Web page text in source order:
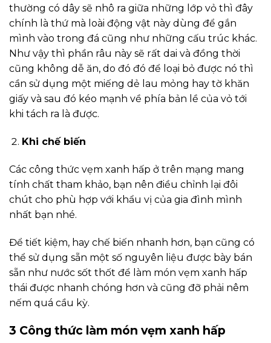
thường có dây sẽ nhô ra giữa những lớp vỏ thì đây
chính là thứ mà loài động vật này dùng để gắn
mình vào trong đá cũng như những cấu trúc khác.
Như vậy thì phần râu này sẽ rất dai và đồng thời
cũng không dễ ăn, do đó đó để loại bỏ được nó thì
cần sử dụng một miếng dẻ lau mỏng hay tờ khăn
giấy và sau đó kéo mạnh về phía bản lề của vỏ tới
khi tách ra là được.
Khi chế biến
Các công thức vẹm xanh hấp ở trên mạng mang
tính chất tham khảo, bạn nên điều chỉnh lại đôi
chút cho phù hợp với khẩu vị của gia đình mình
nhất bạn nhé.
Để tiết kiệm, hay chế biến nhanh hơn, bạn cũng có
thể sử dụng sẵn một số nguyên liệu được bày bán
sẵn như nước sốt thốt để làm món vẹm xanh hấp
thái được nhanh chóng hơn và cũng đỡ phải nêm
nếm quá cầu kỳ.
3 Công thức làm món vẹm xanh hấp